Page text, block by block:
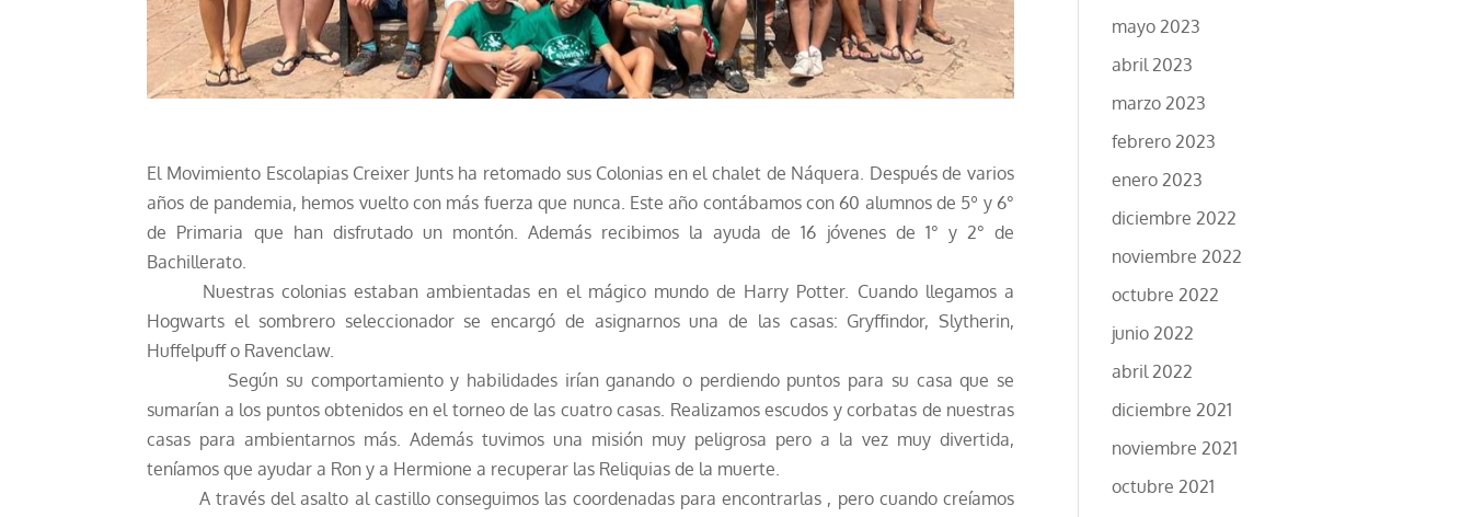
El Movimiento Escolapias Creixer Junts ha retomado sus Colonias en el chalet de Náquera. Después de varios
años de pandemia, hemos vuelto con más fuerza que nunca. Este año contábamos con 60 alumnos de 5º y 6°
de Primaria que han disfrutado un montón.Además recibimos la ayuda de 16 jóvenes de 1° y 2° de
Bachillerato.
Nuestras colonias estaban ambientadas en el mágico mundo de Harry Potter. Cuando llegamos a
Hogwarts el sombrero seleccionador se encargó de asignarnos una de las casas: Gryffindor, Slytherin,
Huffelpuff o Ravenclaw.
Según su comportamiento y habilidades irían ganando o perdiendo puntos para su casa que se
sumarían a los puntos obtenidos en el torneo de las cuatro casas. Realizamos escudos y corbatas de nuestras
casas para ambientarnos más. Además tuvimos una misión muy peligrosa pero a la vez muy divertida,
teníamos que ayudar a Ron y a Hermione a recuperar las Reliquias de la muerte.
A través del asalto al castillo conseguimos las coordenadas para encontrarlas , pero cuando creíamos
mayo 2023
abril 2023
marzo 2023
febrero 2023
enero 2023
diciembre 2022
noviembre 2022
octubre 2022
junio 2022
abril 2022
diciembre 2021
noviembre 2021
octubre 2021